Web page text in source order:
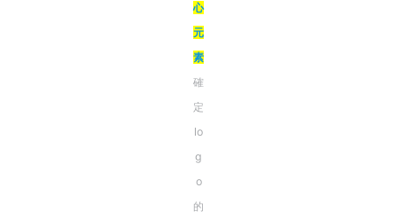
心
元
素
確
定
lo
g
o
的